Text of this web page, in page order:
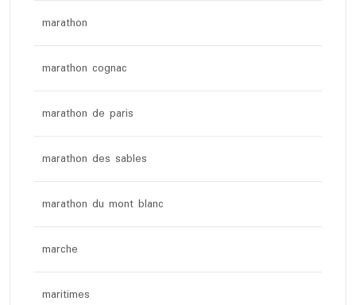
marathon
marathon cognac
marathon de paris
marathon des sables
marathon du mont blanc
marche
maritimes